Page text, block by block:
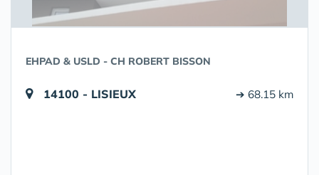
EHPAD & USLD - CH ROBERT BISSON
14100 - LISIEUX ➔ 68.15 km